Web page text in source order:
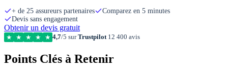
+ de 25 assureurs partenaires
Comparez en 5 minutes
Devis sans engagement
Obtenir un devis gratuit
★ ★ ★ ★ ★ 4,7/5 surTrustpilot12 400 avis
Points Clés à Retenir